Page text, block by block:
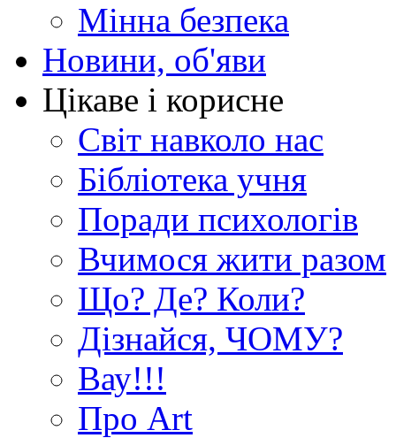
Мінна безпека
Новини, об'яви
Цікаве і корисне
Світ навколо нас
Бібліотека учня
Поради психологів
Вчимося жити разом
Що? Де? Коли?
Дізнайся, ЧОМУ?
Вау!!!
Про Art